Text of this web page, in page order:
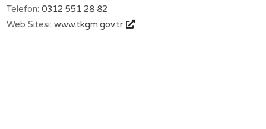
Telefon: 0312 551 28 82
Web Sitesi: www.tkgm.gov.tr